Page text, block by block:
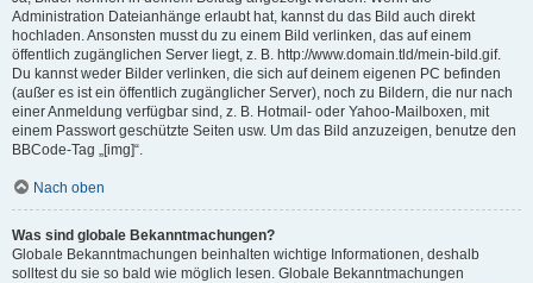
Administration Dateianhänge erlaubt hat, kannst du das Bild auch direkt
hochladen. Ansonsten musst du zu einem Bild verlinken, das auf einem
öffentlich zugänglichen Server liegt, z. B. http://www.domain.tld/mein-bild.gif.
Du kannst weder Bilder verlinken, die sich auf deinem eigenen PC befinden
(außer es ist ein öffentlich zugänglicher Server), noch zu Bildern, die nur nach
einer Anmeldung verfügbar sind, z. B. Hotmail- oder Yahoo-Mailboxen, mit
einem Passwort geschützte Seiten usw. Um das Bild anzuzeigen, benutze den
BBCode-Tag „[img]“.
Nach oben
Was sind globale Bekanntmachungen?
Globale Bekanntmachungen beinhalten wichtige Informationen, deshalb
solltest du sie so bald wie möglich lesen. Globale Bekanntmachungen